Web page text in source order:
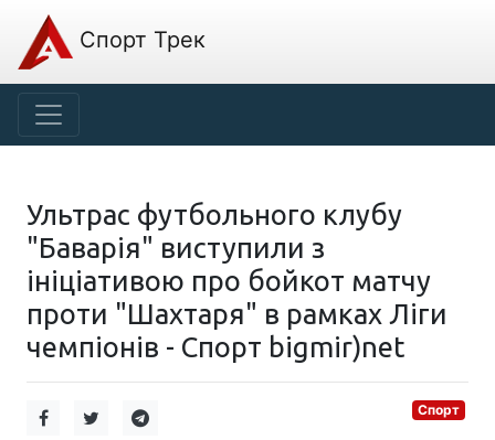
Спорт Трек
Ультрас футбольного клубу
"Баварія" виступили з
ініціативою про бойкот матчу
проти "Шахтаря" в рамках Ліги
чемпіонів - Спорт bigmir)net
Спорт